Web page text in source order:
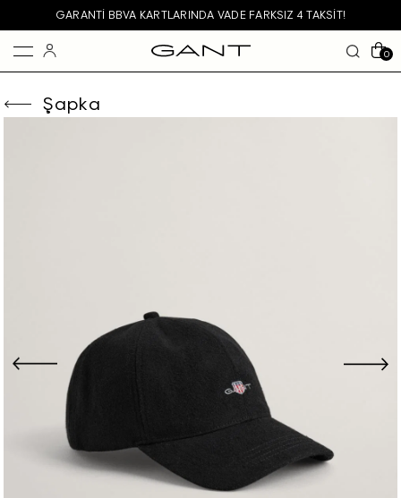
GARANTI BBVA KARTLARINDA VADE FARKSIZ 4 TAKSIT!
0
Şapka